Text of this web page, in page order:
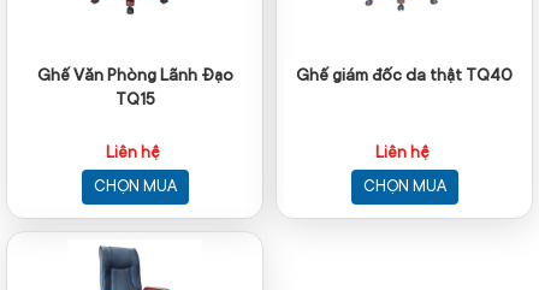
Ghế Văn Phòng Lãnh Đạo
TQ15
Liên hệ
CHỌN MUA
Ghế giám đốc da thật TQ40
Liên hệ
CHỌN MUA